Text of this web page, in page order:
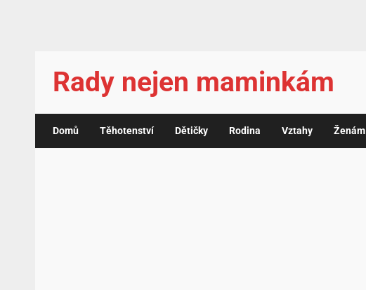
Rady nejen maminkám
Domů Těhotenství Dětičky Rodina Vztahy Ženám